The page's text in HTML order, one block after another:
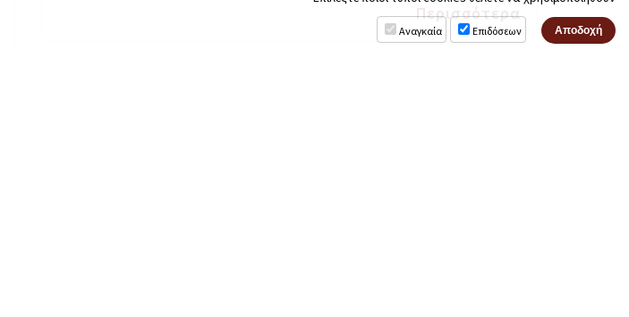
Περισσότερα
Αναγκαία Επιδόσεων